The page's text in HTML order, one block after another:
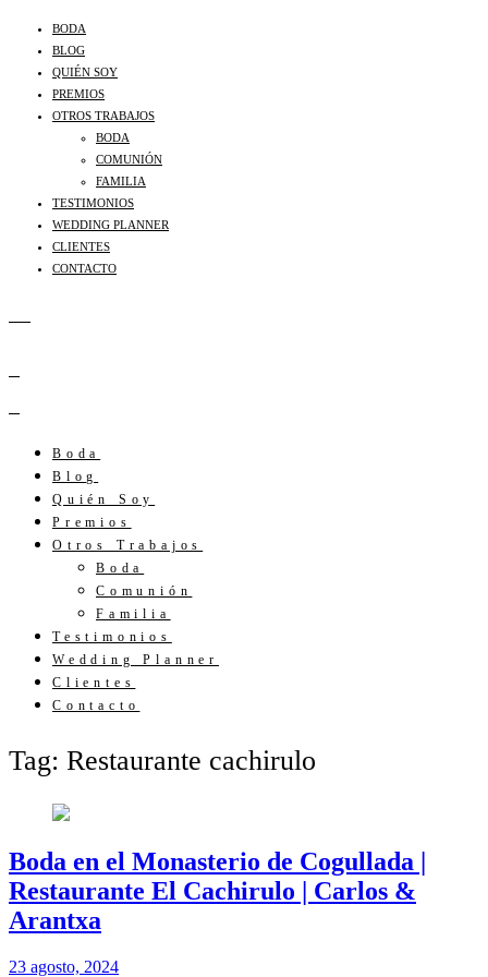
BODA
BLOG
QUIÉN SOY
PREMIOS
OTROS TRABAJOS
BODA
COMUNIÓN
FAMILIA
TESTIMONIOS
WEDDING PLANNER
CLIENTES
CONTACTO
Boda
Blog
Quién Soy
Premios
Otros Trabajos
Boda
Comunión
Familia
Testimonios
Wedding Planner
Clientes
Contacto
Tag: Restaurante cachirulo
Boda en el Monasterio de Cogullada |
Restaurante El Cachirulo | Carlos &
Arantxa
23 agosto, 2024